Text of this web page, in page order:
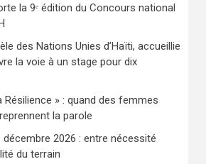
la 9ᵉ édition du Concours national
des Nations Unies d’Haïti, accueillie
la voie à un stage pour dix
Résilience » : quand des femmes
la parole
2026 : entre nécessité
du terrain